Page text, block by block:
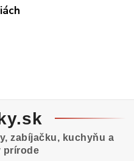
zabíjačku, kuchyňu a
prírode